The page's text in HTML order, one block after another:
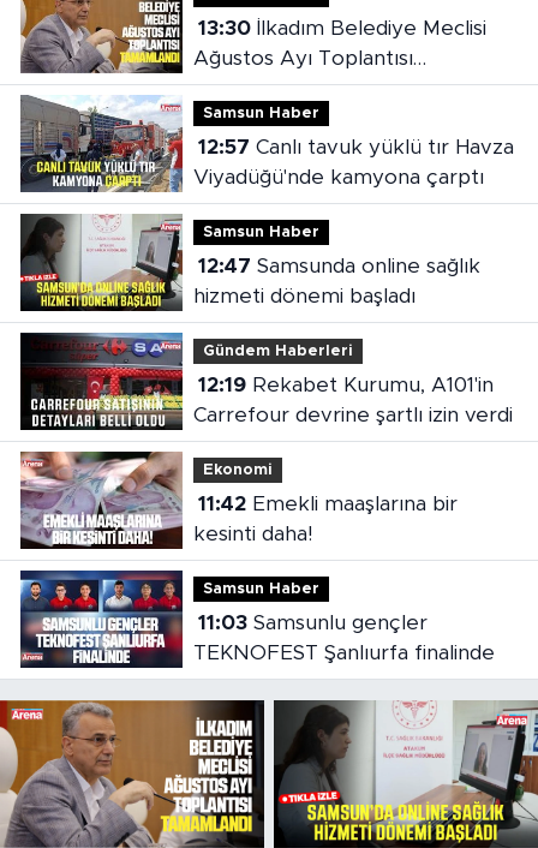
13:30İlkadım Belediye Meclisi
Ağustos Ayı Toplantısı
tamamlandı
Samsun Haber
12:57
Viyadüğü'nde kamyona çarptı
Samsun Haber
12:47
hizmeti dönemi başladı
Gündem Haberleri
12:19Rekabet Kurumu, A101'in
Carrefour devrine şartlı izin verdi
Ekonomi
11:42Emekli maaşlarına bir
kesinti daha!
Samsun Haber
11:03Samsunlu gençler
TEKNOFEST Şanlıurfa finalinde